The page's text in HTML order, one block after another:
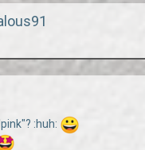
:huh: